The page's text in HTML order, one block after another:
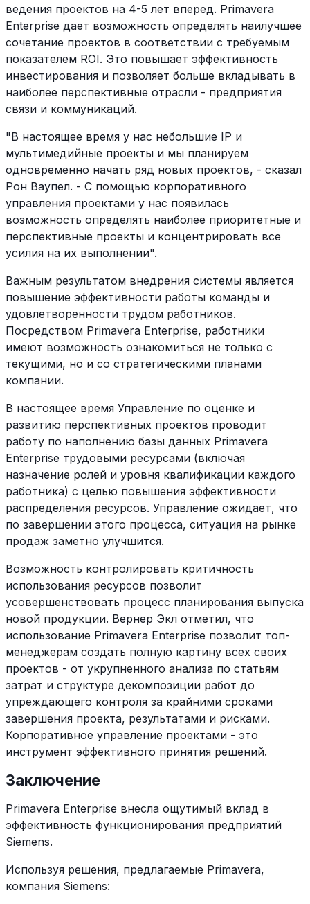
ведения проектов на 4-5 лет вперед. Primavera
Enterprise дает возможность определять наилучшее
сочетание проектов в соответствии с требуемым
показателем ROI. Это повышает эффективность
инвестирования и позволяет больше вкладывать в
наиболее перспективные отрасли - предприятия
связи и коммуникаций.
"В настоящее время у нас небольшие IP и
мультимедийные проекты и мы планируем
одновременно начать ряд новых проектов, - сказал
Рон Ваупел. - С помощью корпоративного
управления проектами у нас появилась
возможность определять наиболее приоритетные и
перспективные проекты и концентрировать все
усилия на их выполнении".
Важным результатом внедрения системы является
повышение эффективности работы команды и
удовлетворенности трудом работников.
Посредством Primavera Enterprise, работники
имеют возможность ознакомиться не только с
текущими, но и со стратегическими планами
компании.
В настоящее время Управление по оценке и
развитию перспективных проектов проводит
работу по наполнению базы данных Primavera
Enterprise трудовыми ресурсами (включая
назначение ролей и уровня квалификации каждого
работника) с целью повышения эффективности
распределения ресурсов. Управление ожидает, что
по завершении этого процесса, ситуация на рынке
продаж заметно улучшится.
Возможность контролировать критичность
использования ресурсов позволит
усовершенствовать процесс планирования выпуска
новой продукции. Вернер Экл отметил, что
использование Primavera Enterprise позволит топ-
менеджерам создать полную картину всех своих
проектов - от укрупненного анализа по статьям
затрат и структуре декомпозиции работ до
упреждающего контроля за крайними сроками
завершения проекта, результатами и рисками.
Корпоративное управление проектами - это
инструмент эффективного принятия решений.
Заключение
Primavera Enterprise внесла ощутимый вклад в
эффективность функционирования предприятий
Siemens.
Используя решения, предлагаемые Primavera,
компания Siemens: